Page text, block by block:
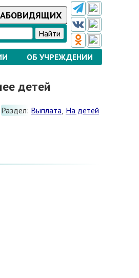
ОБ УЧРЕЖДЕНИИ
детей
Раздел: Выплата На детей